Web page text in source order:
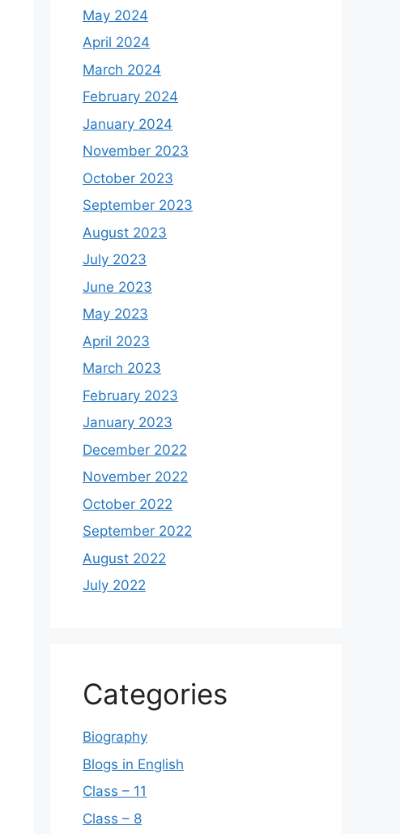
May 2024
April 2024
March 2024
February 2024
January 2024
November 2023
October 2023
September 2023
August 2023
July 2023
June 2023
May 2023
April 2023
March 2023
February 2023
January 2023
December 2022
November 2022
October 2022
September 2022
August 2022
July 2022
Categories
Biography
Blogs in English
Class – 11
Class – 8